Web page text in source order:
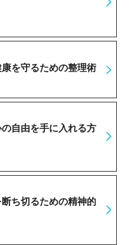
を守るための整理術
自由を手に入れる方
ち切るための精神的